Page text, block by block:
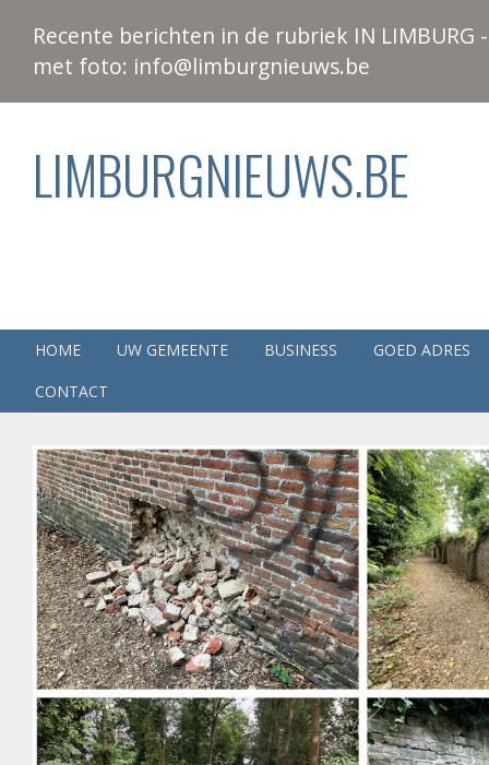
Recente berichten in de rubriek IN
met foto: info@limburgnieuws.be
LIMBURGNIEUWS.BE
HOME UW GEMEENTE BUSINESS
GOED ADRES
CONTACT